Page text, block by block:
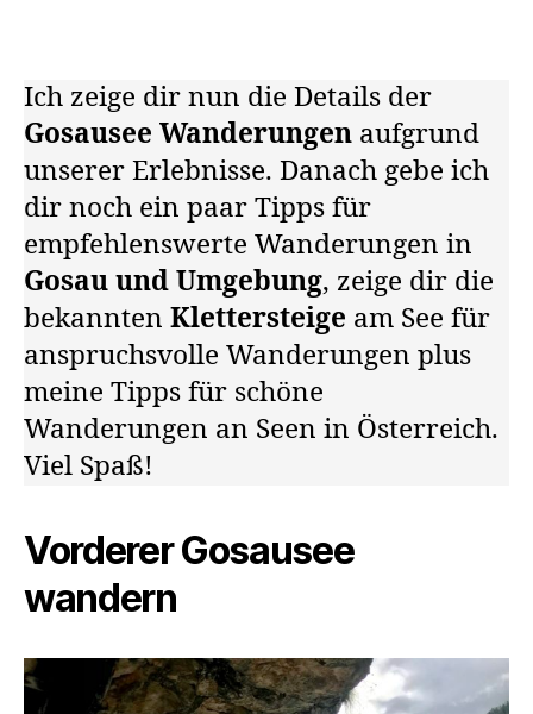
Ich zeige dir nun die Details der
Gosausee Wanderungen aufgrund
unserer Erlebnisse. Danach gebe ich
dir noch ein paar Tipps für
empfehlenswerte Wanderungen in
Gosau und Umgebung, zeige dir die
bekannten Klettersteige am See für
anspruchsvolle Wanderungen plus
meine Tipps für schöne
Wanderungen an Seen in Österreich.
Viel Spaß!
Vorderer Gosausee
wandern